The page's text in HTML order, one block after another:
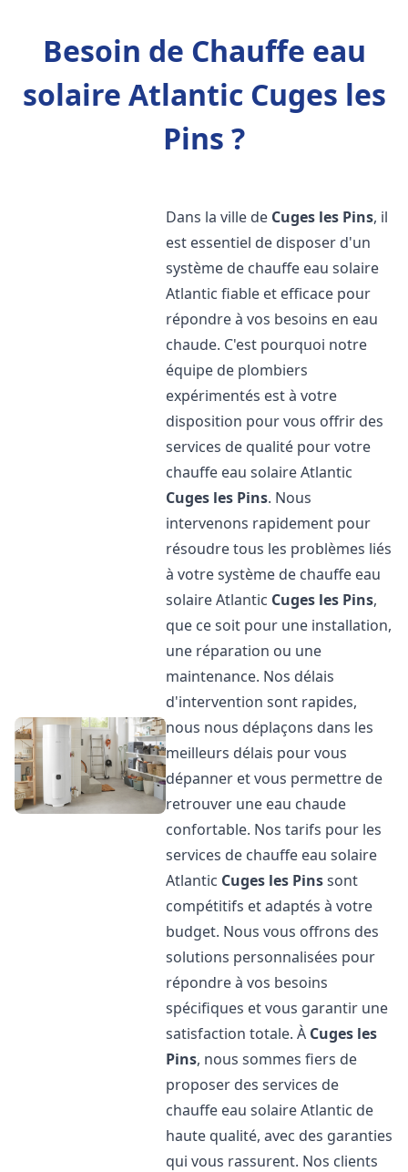
Besoin de Chauffe eau
solaire Atlantic Cuges les
Pins ?
Dans la ville de Cuges les Pins, il
est essentiel de disposer d'un
système de chauffe eau solaire
Atlantic fiable et efficace pour
répondre à vos besoins en eau
chaude. C'est pourquoi notre
équipe de plombiers
expérimentés est à votre
disposition pour vous offrir des
services de qualité pour votre
chauffe eau solaire Atlantic
Cuges les Pins. Nous
intervenons rapidement pour
résoudre tous les problèmes liés
à votre système de chauffe eau
solaire Atlantic Cuges les Pins,
que ce soit pour une installation,
une réparation ou une
maintenance. Nos délais
d'intervention sont rapides,
nous nous déplaçons dans les
meilleurs délais pour vous
dépanner et vous permettre de
retrouver une eau chaude
confortable. Nos tarifs pour les
services de chauffe eau solaire
Atlantic Cuges les Pinssont
compétitifs et adaptés à votre
budget. Nous vous offrons des
solutions personnalisées pour
répondre à vos besoins
spécifiques et vous garantir une
satisfaction totale. À Cuges les
Pins, nous sommes fiers de
proposer des services de
chauffe eau solaire Atlantic de
haute qualité, avec des garanties
qui vous rassurent. Nos clients